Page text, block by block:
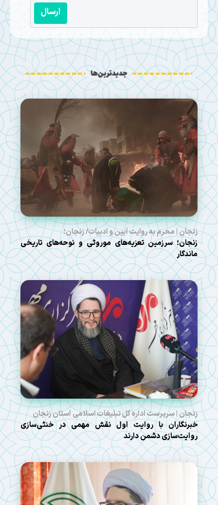
ارسال
جدیدترین‌ها
زنجان | محرم به روایت آیین و ادبیات/ زنجان؛
زنجان؛ سرزمین تعزیه‌های موروثی و نوحه‌های تاریخی
ماندگار
زنجان | سرپرست اداره کل تبلیغات اسلامی استان زنجان
خبرنگاران با روایت اول نقش مهمی در خنثی‌سازی
روایت‌سازی دشمن دارند